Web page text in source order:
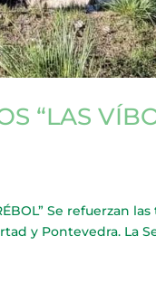
“LAS
Se refuerzan
y Pontevedra. La